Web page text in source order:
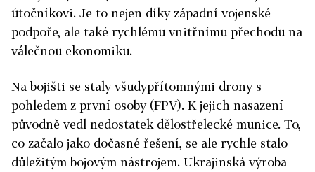
útočníkovi. Je to nejen díky západní vojenské
podpoře, ale také rychlému vnitřnímu přechodu na
válečnou ekonomiku.
Na bojišti se staly všudypřítomnými drony s
pohledem z první osoby (FPV). K jejich nasazení
původně vedl nedostatek dělostřelecké munice. To,
co začalo jako dočasné řešení, se ale rychle stalo
důležitým bojovým nástrojem. Ukrajinská výroba